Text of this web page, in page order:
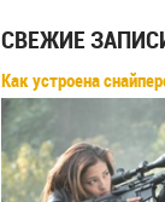
СВЕЖИЕ
Как устроена